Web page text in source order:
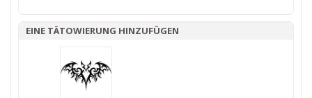
EINE TÄTOWIERUNG HINZUFÜGEN